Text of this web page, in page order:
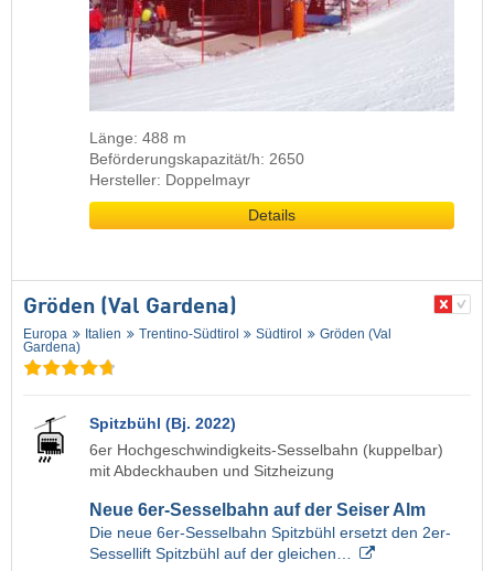
Länge: 488 m
Beförderungskapazität/h: 2650
Hersteller: Doppelmayr
Details
Gröden (Val Gardena)
Europa Italien Trentino-Südtirol Südtirol
Gröden (Val
Gardena)
Spitzbühl (Bj. 2022)
6er Hochgeschwindigkeits-Sesselbahn (kuppelbar)
mit Abdeckhauben und Sitzheizung
Neue 6er-Sesselbahn auf der Seiser Alm
Die neue 6er-Sesselbahn Spitzbühl ersetzt den 2er-
Sessellift Spitzbühl auf der gleichen…